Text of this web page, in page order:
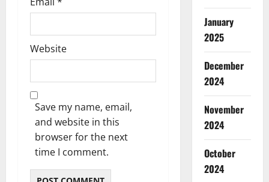
Website
Save my name, email,
and website in this
browser for the next
time I comment.
January
2025
December
2024
November
2024
October
2024